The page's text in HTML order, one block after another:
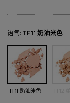
语气: TF11 奶油米色
TF11 奶油米色